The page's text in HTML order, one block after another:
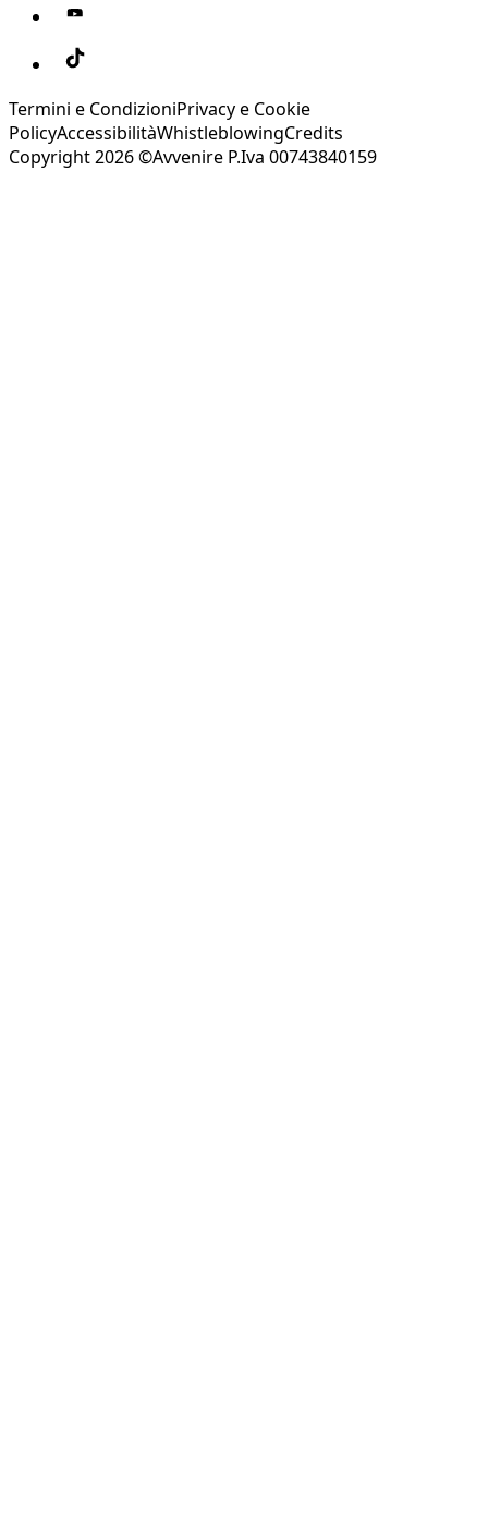
Termini e CondizioniPrivacy e Cookie
PolicyAccessibilitàWhistleblowingCredits
Copyright 2026 ©Avvenire P.Iva 00743840159